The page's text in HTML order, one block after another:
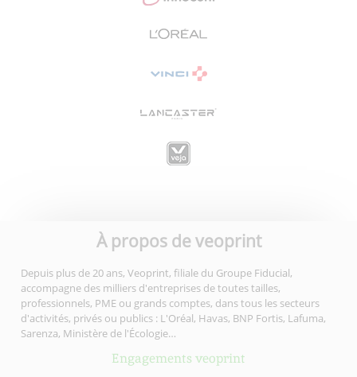
À propos de veoprint
Depuis plus de 20 ans, Veoprint, filiale du Groupe Fiducial,
accompagne des milliers d'entreprises de toutes tailles,
professionnels, PME ou grands comptes, dans tous les secteurs
d'activités, privés ou publics : L'Oréal, Havas, BNP Fortis, Lafuma,
Sarenza, Ministère de l'Écologie…
Engagements veoprint